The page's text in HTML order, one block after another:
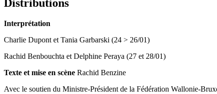
Distributions
Interprétation
Charlie Dupont et Tania Garbarski (24 > 26/01)
Rachid Benbouchta et Delphine Peraya (27 et 28/01)
Texte et mise en scène Rachid Benzine
Avec le soutien du Ministre-Président de la Fédération Wallonie-